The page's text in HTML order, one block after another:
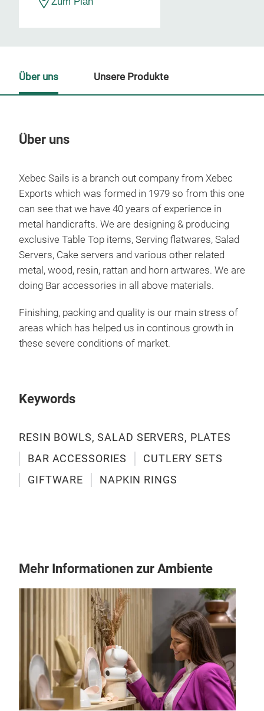
Über uns
Xebec Sails is a branch out company from Xebec
Exports which was formed in 1979 so from this one
can see that we have 40 years of experience in
metal handicrafts. We are designing & producing
exclusive Table Top items, Serving flatwares, Salad
Servers, Cake servers and various other related
metal, wood, resin, rattan and horn artwares. We are
doing Bar accessories in all above materials.
Finishing, packing and quality is our main stress of
areas which has helped us in continous growth in
these severe conditions of market.
Keywords
RESIN BOWLS, SALAD SERVERS, PLATES
BAR ACCESSORIES
CUTLERY SETS
GIFTWARE
NAPKIN RINGS
Über uns Unsere Produkte
Mehr Informationen zur Ambiente